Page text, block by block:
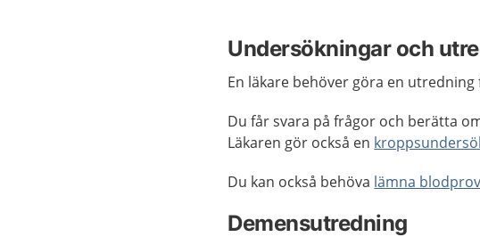
Undersökningar och
En läkare behöver göra en
Du får svara på frågor och berätta
Läkaren gör också en
Du kan också behöva lämna
Demensutredning